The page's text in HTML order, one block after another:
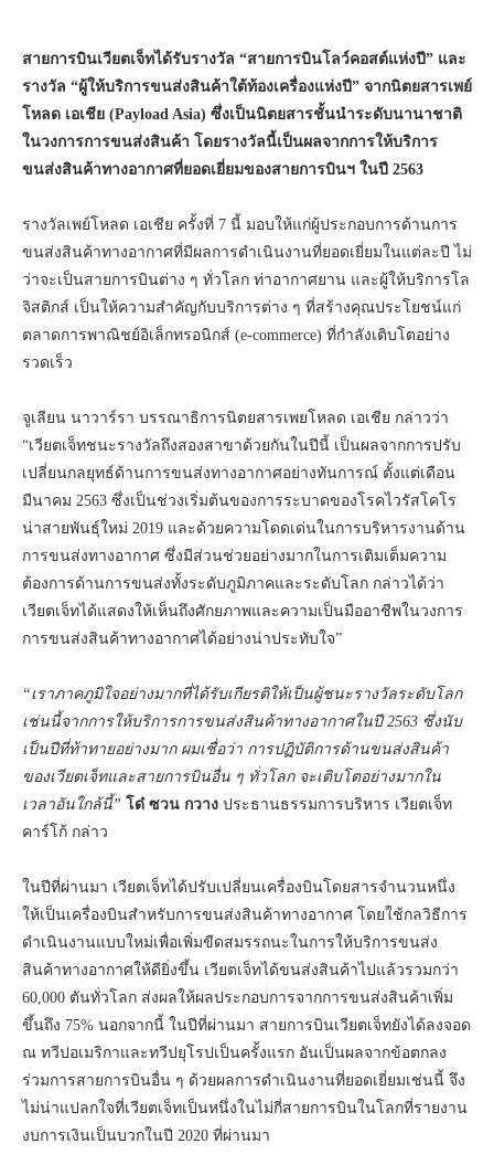
สายการบินเวียตเจ็ทได้รับรางวัล “สายการบินโลว์คอสต์แห่งปี” และ
รางวัล “ผู้ให้บริการขนส่งสินค้าใต้ท้องเครื่องแห่งปี” จากนิตยสารเพย์
โหลด เอเชีย (Payload Asia) ซึ่งเป็นนิตยสารชั้นนำระดับนานาชาติ
ในวงการการขนส่งสินค้า โดยรางวัลนี้เป็นผลจากการให้บริการ
ขนส่งสินค้าทางอากาศที่ยอดเยี่ยมของสายการบินฯ ในปี 2563
รางวัลเพย์โหลด เอเชีย ครั้งที่ 7 นี้ มอบให้แก่ผู้ประกอบการด้านการ
ขนส่งสินค้าทางอากาศที่มีผลการดำเนินงานที่ยอดเยี่ยมในแต่ละปี ไม่
ว่าจะเป็นสายการบินต่าง ๆ ทั่วโลก ท่าอากาศยาน และผู้ให้บริการโล
จิสติกส์ เป็นให้ความสำคัญกับบริการต่าง ๆ ที่สร้างคุณประโยชน์แก่
ตลาดการพาณิชย์อิเล็กทรอนิกส์ (e-commerce) ที่กำลังเติบโตอย่าง
รวดเร็ว
จูเลียน นาวาร์รา บรรณาธิการนิตยสารเพยโหลด เอเชีย กล่าวว่า
“เวียตเจ็ทชนะรางวัลถึงสองสาขาด้วยกันในปีนี้ เป็นผลจากการปรับ
เปลี่ยนกลยุทธ์ด้านการขนส่งทางอากาศอย่างทันการณ์ ตั้งแต่เดือน
มีนาคม 2563 ซึ่งเป็นช่วงเริ่มต้นของการระบาดของโรคไวรัสโคโร
น่าสายพันธุ์ใหม่ 2019 และด้วยความโดดเด่นในการบริหารงานด้าน
การขนส่งทางอากาศ ซึ่งมีส่วนช่วยอย่างมากในการเติมเต็มความ
ต้องการด้านการขนส่งทั้งระดับภูมิภาคและระดับโลก กล่าวได้ว่า
เวียตเจ็ทได้แสดงให้เห็นถึงศักยภาพและความเป็นมืออาชีพในวงการ
การขนส่งสินค้าทางอากาศได้อย่างน่าประทับใจ”
“เราภาคภูมิใจอย่างมากที่ได้รับเกียรติให้เป็นผู้ชนะรางวัลระดับโลก
เช่นนี้จากการให้บริการการขนส่งสินค้าทางอากาศในปี 2563 ซึ่งนับ
เป็นปีที่ท้าทายอย่างมาก ผมเชื่อว่า การปฏิบัติการด้านขนส่งสินค้า
ของเวียตเจ็ทและสายการบินอื่น ๆ ทั่วโลก จะเติบโตอย่างมากใน
เวลาอันใกล้นี้” โด๋ ซวน กวาง ประธานธรรมการบริหาร เวียตเจ็ท
คาร์โก้ กล่าว
ในปีที่ผ่านมา เวียตเจ็ทได้ปรับเปลี่ยนเครื่องบินโดยสารจำนวนหนึ่ง
ให้เป็นเครื่องบินสำหรับการขนส่งสินค้าทางอากาศ โดยใช้กลวิธีการ
ดำเนินงานแบบใหม่เพื่อเพิ่มขีดสมรรถนะในการให้บริการขนส่ง
สินค้าทางอากาศให้ดียิ่งขึ้น เวียตเจ็ทได้ขนส่งสินค้าไปแล้วรวมกว่า
60,000 ตันทั่วโลก ส่งผลให้ผลประกอบการจากการขนส่งสินค้าเพิ่ม
ขึ้นถึง 75% นอกจากนี้ ในปีที่ผ่านมา สายการบินเวียตเจ็ทยังได้ลงจอด
ณ ทวีปอเมริกาและทวีปยุโรปเป็นครั้งแรก อันเป็นผลจากข้อตกลง
ร่วมการสายการบินอื่น ๆ ด้วยผลการดำเนินงานที่ยอดเยี่ยมเช่นนี้ จึง
ไม่น่าแปลกใจที่เวียตเจ็ทเป็นหนึ่งในไม่กี่สายการบินในโลกที่รายงาน
งบการเงินเป็นบวกในปี 2020 ที่ผ่านมา